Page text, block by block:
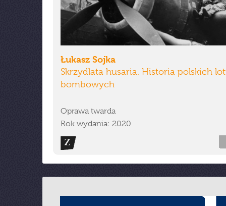
Łukasz Sojka
Skrzydlata husaria. Historia polskich
bombowych
Oprawa twarda
Rok wydania: 2020